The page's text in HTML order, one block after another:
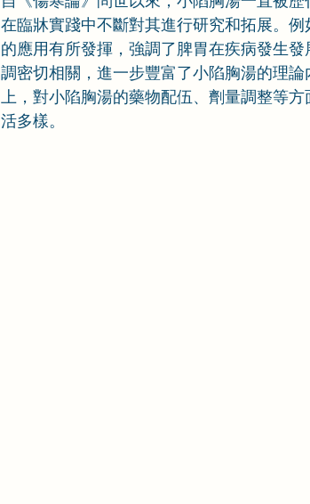
在臨牀實踐中不斷對其進行研究和拓展。
的應用有所發揮，強調了脾胃在疾病發生
調密切相關，進一步豐富了小陷胸湯的理
上，對小陷胸湯的藥物配伍、劑量調整等
活多樣。